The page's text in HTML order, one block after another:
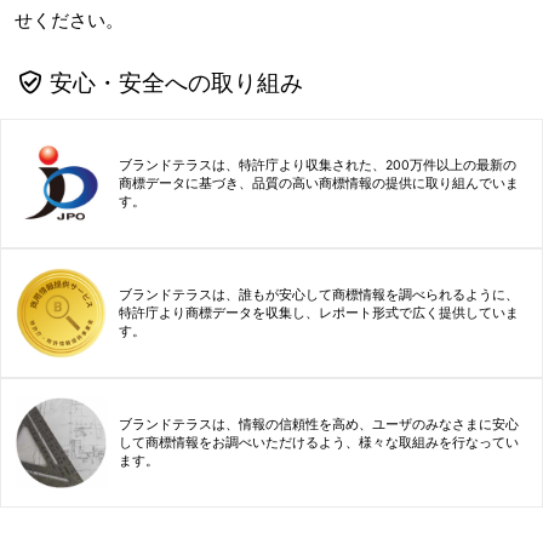
せください。
安心・安全への取り組み
ブランドテラスは、特許庁より収集された、200万件以上の最新の
商標データに基づき、品質の高い商標情報の提供に取り組んでいま
す。
ブランドテラスは、誰もが安心して商標情報を調べられるように、
特許庁より商標データを収集し、レポート形式で広く提供していま
す。
ブランドテラスは、情報の信頼性を高め、ユーザのみなさまに安心
して商標情報をお調べいただけるよう、様々な取組みを行なってい
ます。